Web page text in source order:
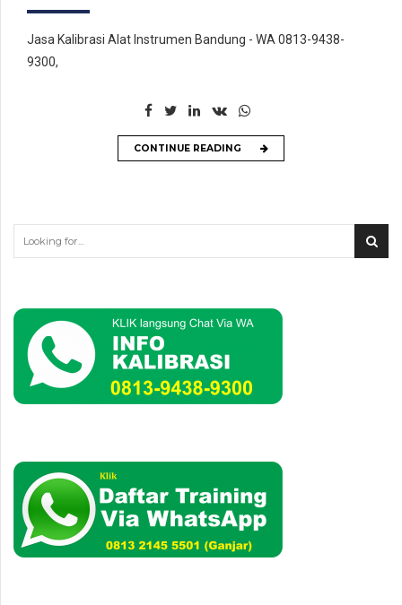
Jasa Kalibrasi Alat Instrumen Bandung - WA 0813-9438-
9300,
CONTINUE READING